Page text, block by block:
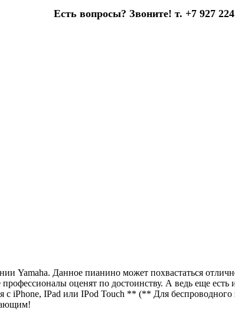
Есть вопросы? Звоните! т. +7 927
Yamaha. Данное пианино может похвастаться
оценят по достоинству. А ведь еще
с iPhone, IPad или IPod Touch ** (** Для